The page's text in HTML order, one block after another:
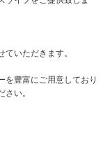
いただきます。
を豊富にご用意しており
い。